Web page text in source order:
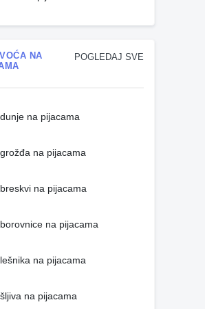
POGLEDAJ SVE
NA
na pijacama
na pijacama
na pijacama
na pijacama
na pijacama
na pijacama